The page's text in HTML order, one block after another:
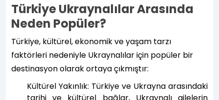
Türkiye Ukraynalılar Arasında
Neden Popüler?
Türkiye, kültürel, ekonomik ve yaşam tarzı
faktörleri nedeniyle Ukraynalılar için popüler bir
destinasyon olarak ortaya çıkmıştır:
Kültürel Yakınlık: Türkiye ve Ukrayna arasındaki
tarihi ve kültürel bağlar, Ukraynalı ailelerin